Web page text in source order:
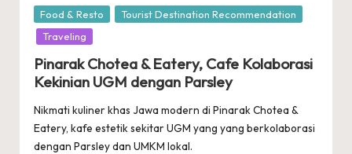
Posted
in
Food & Resto
Tourist Destination Recommendation
Traveling
Pinarak Chotea & Eatery, Cafe Kolaborasi
Kekinian UGM dengan Parsley
Nikmati kuliner khas Jawa modern di Pinarak Chotea &
Eatery, kafe estetik sekitar UGM yang yang berkolaborasi
dengan Parsley dan UMKM lokal.